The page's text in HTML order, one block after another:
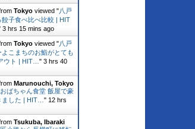
Tokyo viewed "八戸
子食べ比べ比較 | HIT
3 hrs 15 mins ago
Tokyo viewed "八戸
こまちのお鮨がとても
ウト | HIT… " 3 hrs 40
Marunouchi, Tokyo
ばちゃん食堂 飯屋で豪
した | HIT… " 12 hrs
Tsukuba, Ibaraki